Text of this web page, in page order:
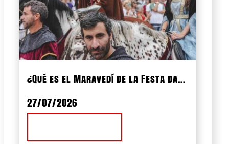
¿Qué es el Maravedí de la Festa da...
27/07/2026